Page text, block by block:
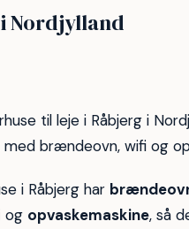
Nordjylland
til leje i Råbjerg i
brændeovn, wifi og
i Råbjerg har
og opvaskemaskine, så